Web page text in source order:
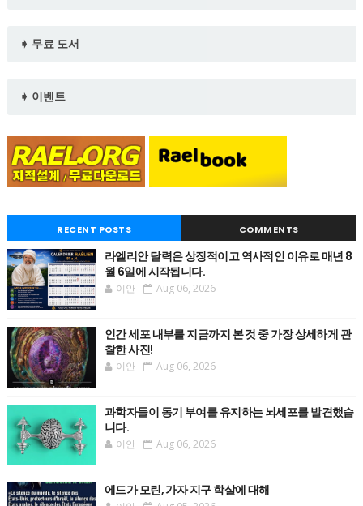
➧ 무료 도서
➧ 이벤트
RECENT POSTS COMMENTS
라엘리안 달력은 상징적이고 역사적인 이유로 매년 8
월 6일에 시작됩니다.
이안 Aug 06, 2026
인간 세포 내부를 지금까지 본 것 중 가장 상세하게 관
찰한 사진!
이안 Aug 06, 2026
과학자들이 동기 부여를 유지하는 뇌세포를 발견했습
니다.
이안 Aug 06, 2026
에드가 모린, 가자 지구 학살에 대해